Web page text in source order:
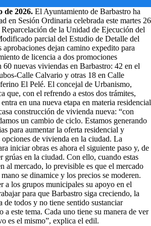
de 2026. El Ayuntamiento de Barbastro ha
en Sesión Ordinaria celebrada este martes 26
de la Unidad de Ejecución del
parcial del Estudio de Detalle del
dejan camino expedito para
de licencia a dos promociones
60 nuevas viviendas en Barbastro: 42 en el
Calle Calvario y otras 18 en Calle
El Pelé. El concejal de Urbanismo,
que, con el refrendo a estos dos trámites,
en una nueva etapa en materia residencial
construcción de vivienda nueva: “con
un cambio de ciclo. Estamos generando
para aumentar la oferta residencial y
de vivienda en la ciudad. La
iniciar obras es ahora el siguiente paso y, de
grúas en la ciudad. Con ello, cuando estas
al mercado, lo previsible es que el mercado
se dinamice y los precios se moderen.
a los grupos municipales su apoyo en el
para que Barbastro siga creciendo, la
de todos y no tiene sentido sustanciar
a este tema. Cada uno tiene su manera de ver
es el mismo”, explica el edil.